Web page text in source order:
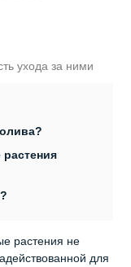
ухода за ними
растения не
для